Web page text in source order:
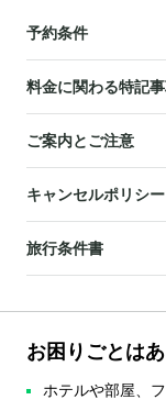
予約条件
料金に関わる特記
ご案内とご注意
キャンセルポリシー
旅行条件書
お困りごとは
ホテルや部屋、